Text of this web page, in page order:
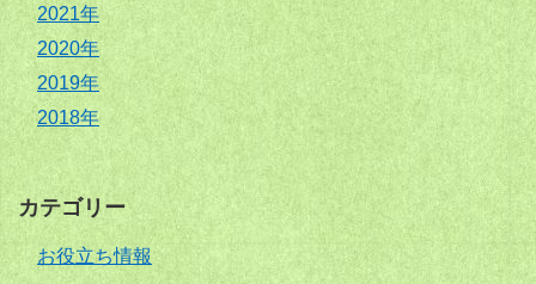
2021年
2020年
2019年
2018年
カテゴリー
お役立ち情報